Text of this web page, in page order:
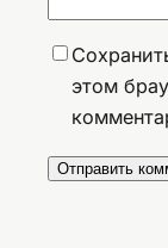
этом